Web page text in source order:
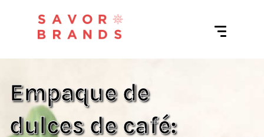
Empaque de
dulces de café: